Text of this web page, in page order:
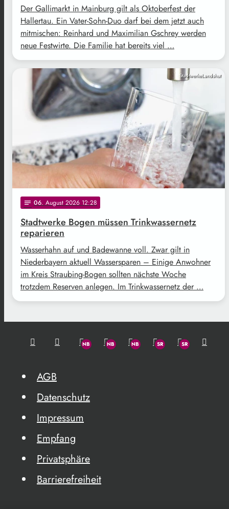
Der Gallimarkt in Mainburg gilt als Oktoberfest der
Hallertau. Ein Vater-Sohn-Duo darf bei dem jetzt auch
mitmischen: Reinhard und Maximilian Gschrey werden
neue Festwirte. Die Familie hat bereits viel …
StadtwerkeLandshut
notes 06. August 2026 12:28
Stadtwerke Bogen müssen Trinkwassernetz
reparieren
Wasserhahn auf und Badewanne voll. Zwar gilt in
Niederbayern aktuell Wassersparen – Einige Anwohner
im Kreis Straubing-Bogen sollten nächste Woche
trotzdem Reserven anlegen. Im Trinkwassernetz der …
AGB
Datenschutz
Impressum
Empfang
Privatsphäre
Barrierefreiheit